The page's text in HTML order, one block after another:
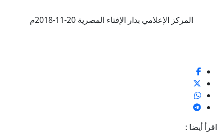
المركز الإعلامي بدار الإفتاء المصرية 20-11-2018م
اقرأ أيضا :